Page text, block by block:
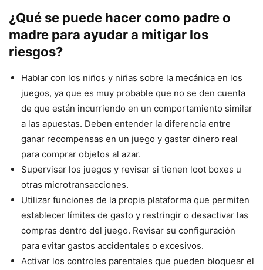
¿Qué se puede hacer como padre o
madre para ayudar a mitigar los
riesgos?
Hablar con los niños y niñas sobre la mecánica en los
juegos, ya que es muy probable que no se den cuenta
de que están incurriendo en un comportamiento similar
a las apuestas. Deben entender la diferencia entre
ganar recompensas en un juego y gastar dinero real
para comprar objetos al azar.
Supervisar los juegos y revisar si tienen loot boxes u
otras microtransacciones.
Utilizar funciones de la propia plataforma que permiten
establecer límites de gasto y restringir o desactivar las
compras dentro del juego. Revisar su configuración
para evitar gastos accidentales o excesivos.
Activar los controles parentales que pueden bloquear el